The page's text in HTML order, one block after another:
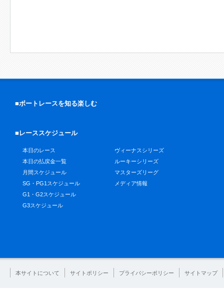
■ボートレースを知る楽しむ
■レーススケジュール
本日のレース
本日の払戻金一覧
月間スケジュール
SG・PG1スケジュール
G1・G2スケジュール
G3スケジュール
ヴィーナスシリーズ
ルーキーシリーズ
マスターズリーグ
メディア情報
本サイトについて サイトポリシー プライバシーポリシー サイトマップ